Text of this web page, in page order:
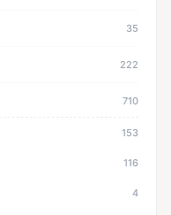
35
222
710
153
116
4